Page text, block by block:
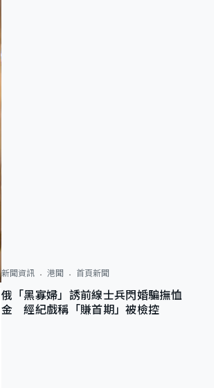
新聞資訊 港聞 首頁新聞
俄「黑寡婦」誘前線士兵閃婚騙撫恤
金 經紀戲稱「賺首期」被檢控